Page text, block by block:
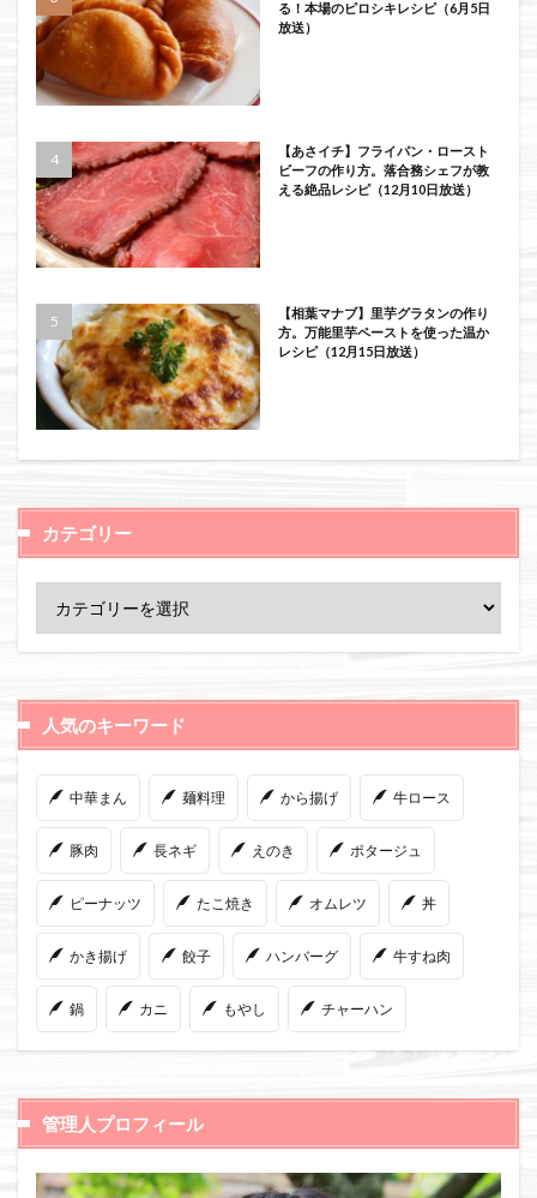
る！本場のピロシキレシピ（6月5日
放送）
【あさイチ】フライパン・ロースト
ビーフの作り方。落合務シェフが教
える絶品レシピ（12月10日放送）
【相葉マナブ】里芋グラタンの作り
方。万能里芋ペーストを使った温か
レシピ（12月15日放送）
カテゴリー
人気のキーワード
中華まん 麺料理 から揚げ 牛ロース
豚肉 長ネギ えのき ポタージュ
ピーナッツ たこ焼き オムレツ 丼
かき揚げ 餃子 ハンバーグ 牛すね肉
鍋 カニ もやし チャーハン
管理人プロフィール